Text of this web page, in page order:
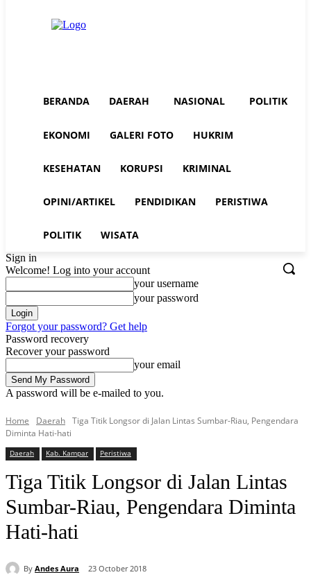
BERANDA DAERAH NASIONAL POLITIK
EKONOMI GALERI FOTO HUKRIM
KESEHATAN KORUPSI KRIMINAL
OPINI/ARTIKEL PENDIDIKAN PERISTIWA
POLITIK WISATA
Sign in
Welcome! Log into your account
your username
your password
Forgot your password? Get help
Password recovery
Recover your password
your email
A password will be e-mailed to you.
Home Daerah Tiga Titik Longsor di Jalan Lintas Sumbar-Riau, Pengendara
Diminta Hati-hati
Daerah Kab. Kampar Peristiwa
Tiga Titik Longsor di Jalan Lintas
Sumbar-Riau, Pengendara Diminta
Hati-hati
By Andes Aura 23 October 2018